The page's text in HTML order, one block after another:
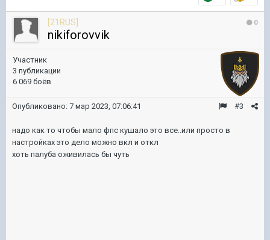
0
[21RUS]
nikiforovvik
Участник
3 публикации
6 069 боёв
#3
Опубликовано: 7 мар 2023, 07:06:41
надо как то чтобы мало фпс кушало это все..или просто в
настройках это дело можно вкл и откл
хоть палуба оживилась бы чуть